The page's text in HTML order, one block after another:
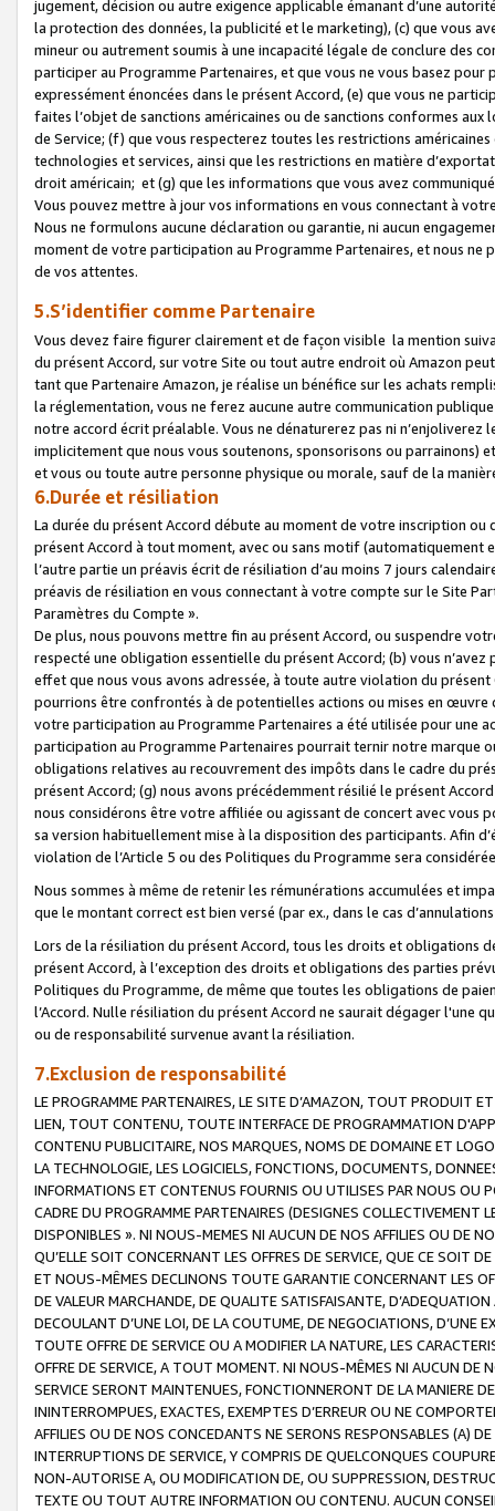
jugement, décision ou autre exigence applicable émanant d’une
la protection des données, la publicité et le marketing), (c) que vous
mineur ou autrement soumis à une incapacité légale de conclure des
participer au Programme Partenaires, et que vous ne vous basez
expressément énoncées dans le présent Accord, (e) que vous ne
faites l’objet de sanctions américaines ou de sanctions conformes
de Service; (f) que vous respecterez toutes les restrictions
technologies et services, ainsi que les restrictions en matière
droit américain; et (g) que les informations que vous avez
Vous pouvez mettre à jour vos informations en vous connectant à
Nous ne formulons aucune déclaration ou garantie, ni aucun
moment de votre participation au Programme Partenaires, et nous
de vos attentes.
5.S’identifier comme Partenaire
Vous devez faire figurer clairement et de façon visible la mention
du présent Accord, sur votre Site ou tout autre endroit où Amazon
tant que Partenaire Amazon, je réalise un bénéfice sur les achats
la réglementation, vous ne ferez aucune autre communication
notre accord écrit préalable. Vous ne dénaturerez pas ni
implicitement que nous vous soutenons, sponsorisons ou parrainons)
et vous ou toute autre personne physique ou morale, sauf de la
6.Durée et résiliation
La durée du présent Accord débute au moment de votre inscription
présent Accord à tout moment, avec ou sans motif (automatiquement
l’autre partie un préavis écrit de résiliation d’au moins 7 jours
préavis de résiliation en vous connectant à votre compte sur le Site
Paramètres du Compte ».
De plus, nous pouvons mettre fin au présent Accord, ou suspendre
respecté une obligation essentielle du présent Accord; (b) vous
effet que nous vous avons adressée, à toute autre violation du
pourrions être confrontés à de potentielles actions ou mises en
votre participation au Programme Partenaires a été utilisée pour une
participation au Programme Partenaires pourrait ternir notre marque
obligations relatives au recouvrement des impôts dans le cadre du
présent Accord; (g) nous avons précédemment résilié le présent
nous considérons être votre affiliée ou agissant de concert avec vous
sa version habituellement mise à la disposition des participants. Afin
violation de l’Article 5 ou des Politiques du Programme sera
Nous sommes à même de retenir les rémunérations accumulées et
que le montant correct est bien versé (par ex., dans le cas
Lors de la résiliation du présent Accord, tous les droits et obligations
présent Accord, à l’exception des droits et obligations des parties
Politiques du Programme, de même que toutes les obligations de
l’Accord. Nulle résiliation du présent Accord ne saurait dégager l'une
ou de responsabilité survenue avant la résiliation.
7.Exclusion de responsabilité
LE PROGRAMME PARTENAIRES, LE SITE D’AMAZON, TOUT PRODUIT
LIEN, TOUT CONTENU, TOUTE INTERFACE DE PROGRAMMATION
CONTENU PUBLICITAIRE, NOS MARQUES, NOMS DE DOMAINE ET
LA TECHNOLOGIE, LES LOGICIELS, FONCTIONS, DOCUMENTS,
INFORMATIONS ET CONTENUS FOURNIS OU UTILISES PAR NOUS OU
CADRE DU PROGRAMME PARTENAIRES (DESIGNES COLLECTIVEMENT
DISPONIBLES ». NI NOUS-MEMES NI AUCUN DE NOS AFFILIES OU DE
QU’ELLE SOIT CONCERNANT LES OFFRES DE SERVICE, QUE CE SOIT
ET NOUS-MÊMES DECLINONS TOUTE GARANTIE CONCERNANT LES
DE VALEUR MARCHANDE, DE QUALITE SATISFAISANTE,
DECOULANT D’UNE LOI, DE LA COUTUME, DE NEGOCIATIONS, D’UNE
TOUTE OFFRE DE SERVICE OU A MODIFIER LA NATURE, LES
OFFRE DE SERVICE, A TOUT MOMENT. NI NOUS-MÊMES NI AUCUN DE
SERVICE SERONT MAINTENUES, FONCTIONNERONT DE LA MANIERE
ININTERROMPUES, EXACTES, EXEMPTES D’ERREUR OU NE
AFFILIES OU DE NOS CONCEDANTS NE SERONS RESPONSABLES (A)
INTERRUPTIONS DE SERVICE, Y COMPRIS DE QUELCONQUES
NON-AUTORISE A, OU MODIFICATION DE, OU SUPPRESSION,
TEXTE OU TOUT AUTRE INFORMATION OU CONTENU. AUCUN